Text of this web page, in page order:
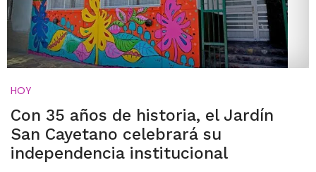
HOY
Con 35 años de historia, el Jardín
San Cayetano celebrará su
independencia institucional